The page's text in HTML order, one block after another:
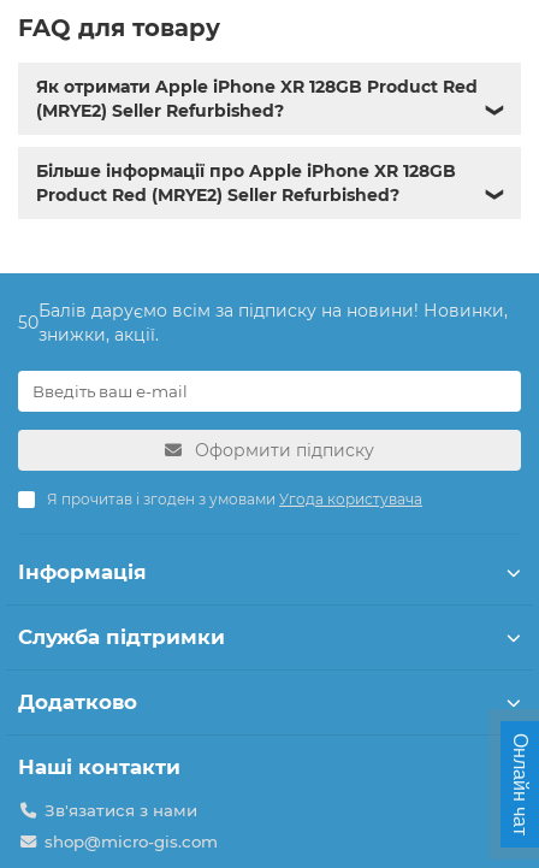
FAQ для товару
Як отримати Apple iPhone XR 128GB Product Red
(MRYE2) Seller Refurbished?
❯
Більше інформації про Apple iPhone XR 128GB
Product Red (MRYE2) Seller Refurbished?
❯
50
Балів даруємо всім за підписку на новини! Новинки,
знижки, акції.
Оформити підписку
Я прочитав і згоден з умовами Угода користувача
Інформація
Служба підтримки
Додатково
Наші контакти
Зв'язатися з нами
shop@micro-gis.com
Онлайн чат